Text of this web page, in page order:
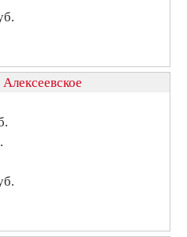
Алексеевское